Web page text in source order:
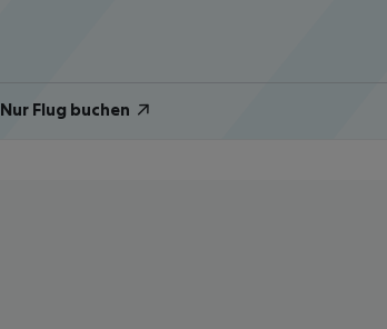
Nur Flug buchen